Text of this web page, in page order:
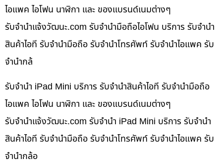
ไอแพค ไอโฟน นาฬิกา และ ของแบรนด์เนมต่างๆ
รับจํานําแจ้งวัฒนะ.com รับจำนำมือถือไอโฟน บริการ รับจำนำ
สินค้าไอที รับจำนำมือถือ รับจำนำโทรศัพท์ รับจำนำไอแพค รับ
จำนำกล้
รับจำนำ iPad Mini บริการ รับจำนำสินค้าไอที รับจำนำมือถือ
ไอแพค ไอโฟน นาฬิกา และ ของแบรนด์เนมต่างๆ
รับจํานําแจ้งวัฒนะ.com รับจำนำ iPad Mini บริการ รับจำนำ
สินค้าไอที รับจำนำมือถือ รับจำนำโทรศัพท์ รับจำนำไอแพค รับ
จำนำกล้อ